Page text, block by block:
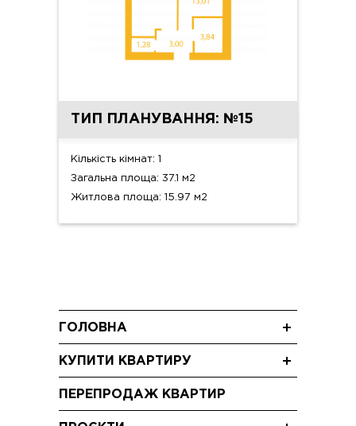
ТИП ПЛАНУВАННЯ: №15
Кількість кімнат: 1
Загальна площа: 37.1 м2
Житлова площа: 15.97 м2
ГОЛОВНА
Акції
Відео
КУПИТИ КВАРТИРУ
ПЕРЕПРОДАЖ КВАРТИР